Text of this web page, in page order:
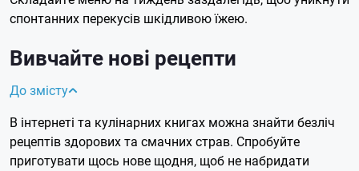
спонтанних перекусів шкідливою їжею.
Вивчайте нові рецепти
До змісту
В інтернеті та кулінарних книгах можна знайти безліч
рецептів здорових та смачних страв. Спробуйте
приготувати щось нове щодня, щоб не набридати